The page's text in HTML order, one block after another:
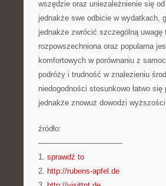
wszędzie oraz uniezależnienie się
jednakże swe odbicie w wydatkach,
jednakże zwrócić szczególną
rozpowszechniona oraz popularna
komfortowych w porównaniu z
podróży i trudność w znalezieniu
niedogodności stosunkowo łatwo
jednakże znowuż dowodzi
źródło:
———————————
1. sprawdź to
2. http://rubens-apfel.de